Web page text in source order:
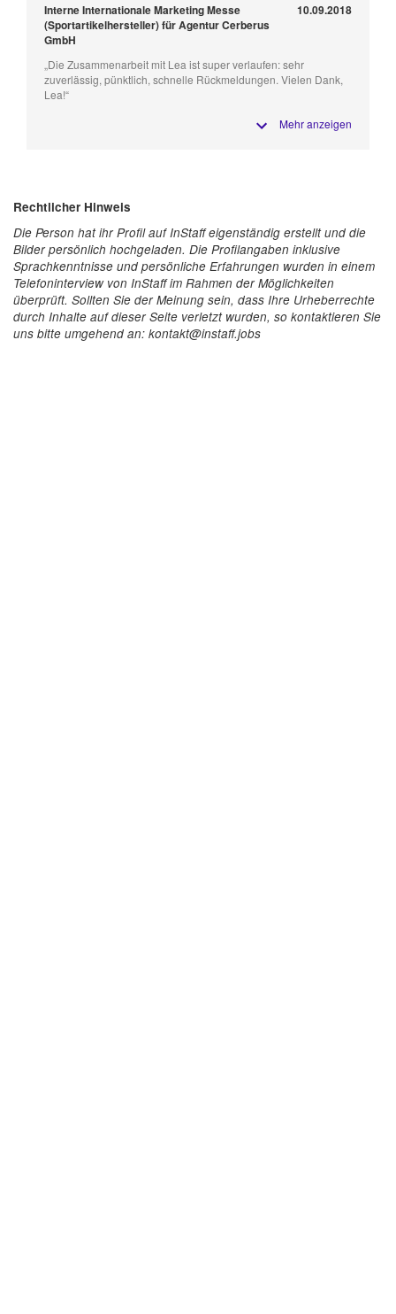
Interne Internationale Marketing Messe
(Sportartikelhersteller) für Agentur Cerberus
GmbH
10.09.2018
„Die Zusammenarbeit mit Lea ist super verlaufen: sehr
zuverlässig, pünktlich, schnelle Rückmeldungen. Vielen Dank,
Lea!“
Mehr anzeigen
Rechtlicher Hinweis
Die Person hat ihr Profil auf InStaff eigenständig erstellt und die
Bilder persönlich hochgeladen. Die Profilangaben inklusive
Sprachkenntnisse und persönliche Erfahrungen wurden in einem
Telefoninterview von InStaff im Rahmen der Möglichkeiten
überprüft. Sollten Sie der Meinung sein, dass Ihre Urheberrechte
durch Inhalte auf dieser Seite verletzt wurden, so kontaktieren Sie
uns bitte umgehend an: kontakt@instaff.jobs